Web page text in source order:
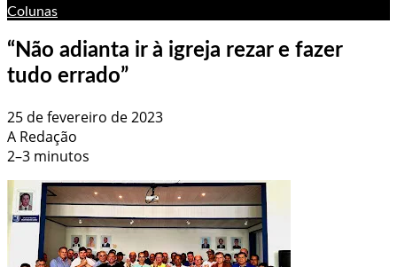
Colunas
“Não adianta ir à igreja rezar e fazer
tudo errado”
25 de fevereiro de 2023
A Redação
2–3 minutos